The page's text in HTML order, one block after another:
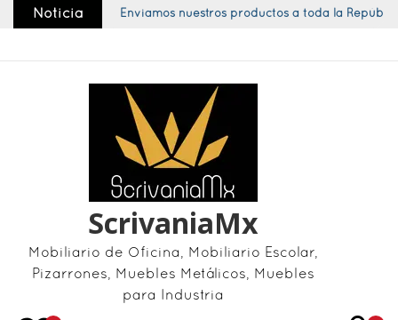
Noticia Enviamos nuestros productos a toda la
ScrivaniaMx
Mobiliario de Oficina, Mobiliario Escolar,
Pizarrones, Muebles Metálicos, Muebles
para Industria